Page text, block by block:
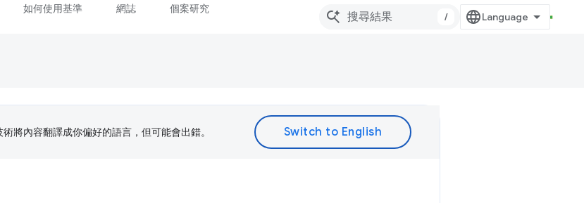
如何使用基準 網誌 個案研究
/
將內容翻譯成你偏好的語言，但可能會出錯。